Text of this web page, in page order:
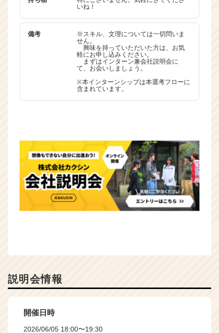
いね！
備考
※スキル、文理については一切問いま
せん。
興味を持っていただいた方は、お気
軽にお申し込みください。
まずはインターン兼会社説明会に
て、お会いしましょう。
※本インターンシップは本選考フローに
含まれています。
説明会情報
開催日時
2026/06/05 18:00〜19:30